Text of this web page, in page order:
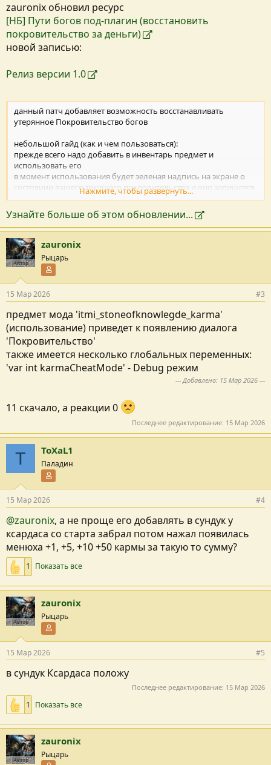
zauronix обновил ресурс
[НБ] Пути богов под-плагин (восстановить
покровительство за деньги)
новой записью:
Релиз версии 1.0
данный патч добавляет возможность восстанавливать
утерянное Покровительство богов
небольшой гайд (как и чем пользоваться):
прежде всего надо добавить в инвентарь предмет и
использовать его
в момент использования будет зеленая надпись на экране о
состоянии вашего текущего покровительства и оно запишется
в память артефакта(назовем это так)
далее при потере покровительства используем артефакт и
жертвуем богу какую угодно сумму денег
(при пожертвовании более 10% от капитала гг самый высокий...
Нажмите, чтобы развернуть...
Узнайте больше об этом обновлении...
Автор
zauronix
Рыцарь
15 Мар 2026 #3
предмет мода 'itmi_stoneofknowlegde_karma'
(использование) приведет к появлению диалога
'Покровительство'
также имеется несколько глобальных переменных:
'var int karmaCheatMode' - Debug режим
--- Добавлено: 15 Мар 2026 ---
11 скачало, а реакции 0
Последнее редактирование: 15 Мар 2026
T ToXaL1
Паладин
15 Мар 2026 #4
@zauronix, а не проще его добавлять в сундук у
ксардаса со старта забрал потом нажал появилась
менюха +1, +5, +10 +50 кармы за такую то сумму?
1 Показать все
Автор
zauronix
Рыцарь
15 Мар 2026 #5
в сундук Ксардаса положу
Последнее редактирование: 15 Мар 2026
1 Показать все
Автор
zauronix
Рыцарь